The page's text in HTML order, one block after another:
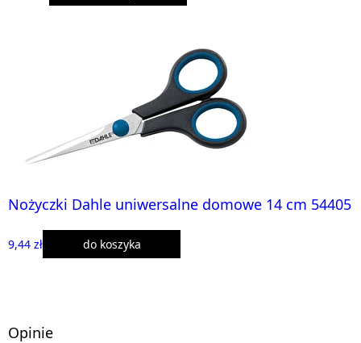
Nożyczki Dahle uniwersalne domowe 14 cm 54405
9,44 zł do koszyka
Opinie